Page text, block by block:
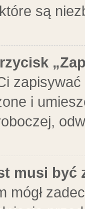
są
i
musi być
mógł